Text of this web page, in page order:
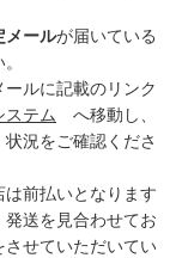
メールが届いている
ルに記載のリンク
ステム へ移動し、
況をご確認くださ
は前払いとなります
送を見合わせてお
させていただいてい